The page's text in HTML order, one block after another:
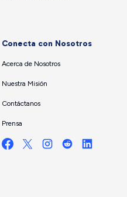
Conecta con Nosotros
Acerca de Nosotros
Nuestra Misión
Contáctanos
Prensa